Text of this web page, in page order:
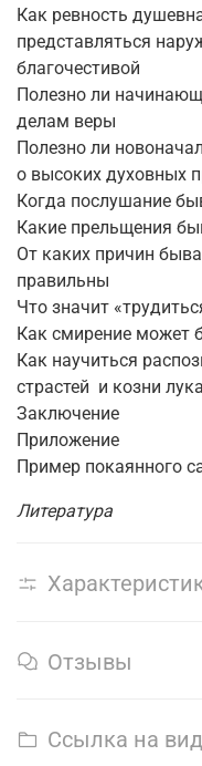
Как ревность
представляться
благочестивой
Полезно ли
делам веры
Полезно ли
о высоких духовных
Когда послушание
Какие прельщения
От каких причин
правильны
Что значит
Как смирение может
Как научиться
страстей и козни
Заключение
Приложение
Пример покаянного
Литература
Отзывы
Ссылка на